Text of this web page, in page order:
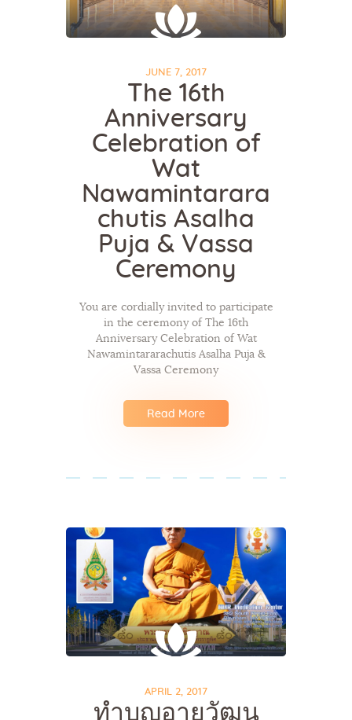
JUNE 7, 2017
The 16th
Anniversary
Celebration of
Wat
Nawamintarara
chutis Asalha
Puja & Vassa
Ceremony
You are cordially invited to participate
in the ceremony of The 16th
Anniversary Celebration of Wat
Nawamintararachutis Asalha Puja &
Vassa Ceremony
Read More
APRIL 2, 2017
ทำบุญอายุวัฒน